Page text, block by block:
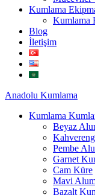
Kumlama
Kumlama
Blog
İletişim
Anadolu Kumlama
Kumlama
Beyaz
Pembe
Garnet
Cam Küre
Mavi
Bazalt